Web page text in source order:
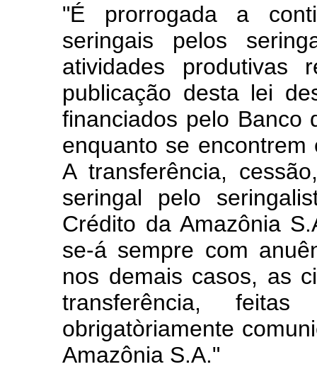
"É prorrogada a
seringais pelos
atividades produtivas
publicação desta lei
financiados pelo Banco
enquanto se
A transferência,
seringal pelo
Crédito da Amazônia
se-á sempre com
nos demais casos, as
transferência,
obrigatòriamente
Amazônia S.A."